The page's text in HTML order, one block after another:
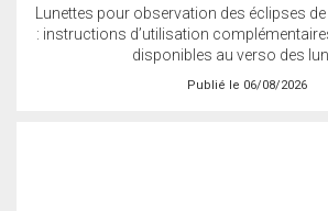
Lunettes pour observation des éclipses
: instructions d’utilisation
disponibles au verso des
Publié le 06/08/2026